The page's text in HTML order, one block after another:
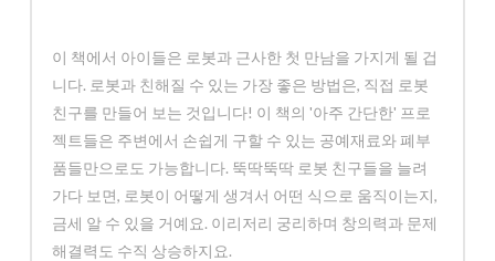
이 책에서 아이들은 로봇과 근사한 첫 만남을 가지게 될 겁
니다. 로봇과 친해질 수 있는 가장 좋은 방법은, 직접 로봇
친구를 만들어 보는 것입니다! 이 책의 '아주 간단한' 프로
젝트들은 주변에서 손쉽게 구할 수 있는 공예재료와 폐부
품들만으로도 가능합니다. 뚝딱뚝딱 로봇 친구들을 늘려
가다 보면, 로봇이 어떻게 생겨서 어떤 식으로 움직이는지,
금세 알 수 있을 거예요. 이리저리 궁리하며 창의력과 문제
해결력도 수직 상승하지요.